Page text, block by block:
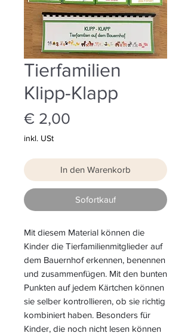
Tierfamilien
Klipp-Klapp
€ 2,00
inkl. USt
In den Warenkorb
Sofortkauf
Mit diesem Material können die
Kinder die Tierfamilienmitglieder auf
dem Bauernhof erkennen, benennen
und zusammenfügen. Mit den bunten
Punkten auf jedem Kärtchen können
sie selber kontrollieren, ob sie richtig
kombiniert haben. Besonders für
Kinder, die noch nicht lesen können